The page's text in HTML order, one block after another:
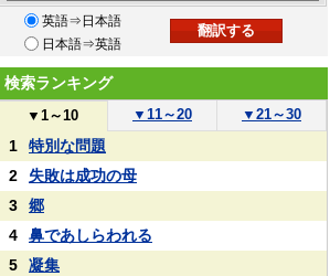
英語⇒日本語
日本語⇒英語
検索ランキング
▼ 1～10 ▼ 11～20 ▼ 21～30
1
特別な問題
2
失敗は成功の母
3
郷
4
鼻であしらわれる
5
凝集